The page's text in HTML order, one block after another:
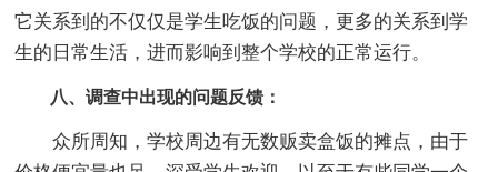
它关系到的不仅仅是学生吃饭的问题，更多的关系到学
生的日常生活，进而影响到整个学校的正常运行。
八、调查中出现的问题反馈：
众所周知，学校周边有无数贩卖盒饭的摊点，由于